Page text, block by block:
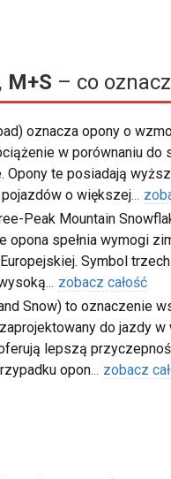
M+S – co
oznacza opony o
w porównaniu do
Opony te posiadają
o większej...
Peak Mountain
opona spełnia wymogi
Symbol
... zobacz całość
Snow) to oznaczenie
do jazdy w
lepszą
opon... zobacz